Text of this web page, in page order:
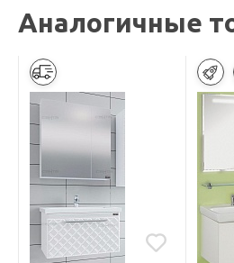
Аналогичные